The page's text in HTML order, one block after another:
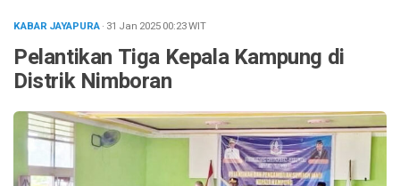
KABAR JAYAPURA· 31 Jan 202500:23WIT
Pelantikan Tiga Kepala Kampung di
Distrik Nimboran